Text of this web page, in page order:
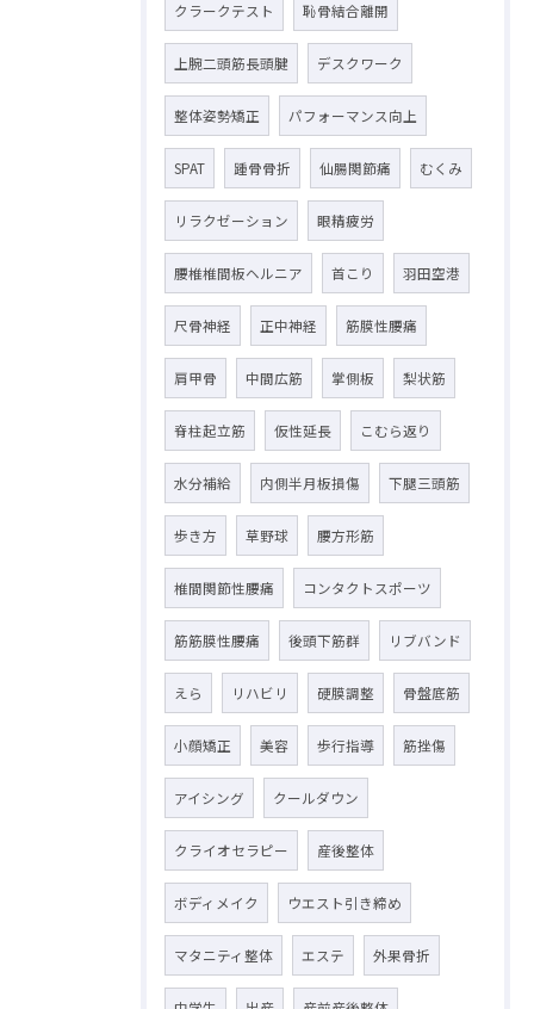
クラークテスト 恥骨結合離開
上腕二頭筋長頭腱 デスクワーク
整体姿勢矯正 パフォーマンス向上
SPAT 踵骨骨折 仙腸関節痛 むくみ
リラクゼーション 眼精疲労
腰椎椎間板ヘルニア 首こり 羽田空港
尺骨神経 正中神経 筋膜性腰痛
肩甲骨 中間広筋 掌側板 梨状筋
脊柱起立筋 仮性延長 こむら返り
水分補給 内側半月板損傷 下腿三頭筋
歩き方 草野球 腰方形筋
椎間関節性腰痛 コンタクトスポーツ
筋筋膜性腰痛 後頭下筋群 リブバンド
えら リハビリ 硬膜調整 骨盤底筋
小顔矯正 美容 歩行指導 筋挫傷
アイシング クールダウン
クライオセラピー 産後整体
ボディメイク ウエスト引き締め
マタニティ整体 エステ 外果骨折